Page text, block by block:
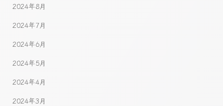
2024年8月
2024年7月
2024年6月
2024年5月
2024年4月
2024年3月